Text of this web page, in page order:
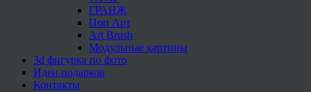
ГРАНЖ
Поп Арт
Art Brush
Модульные картины
3d фигурка по фото
Идеи подарков
Контакты